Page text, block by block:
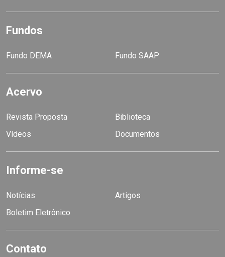
Fundos
Fundo DEMA Fundo SAAP
Acervo
Revista Proposta
Biblioteca
Vídeos
Documentos
Informe-se
Notícias
Artigos
Boletim Eletrônico
Contato